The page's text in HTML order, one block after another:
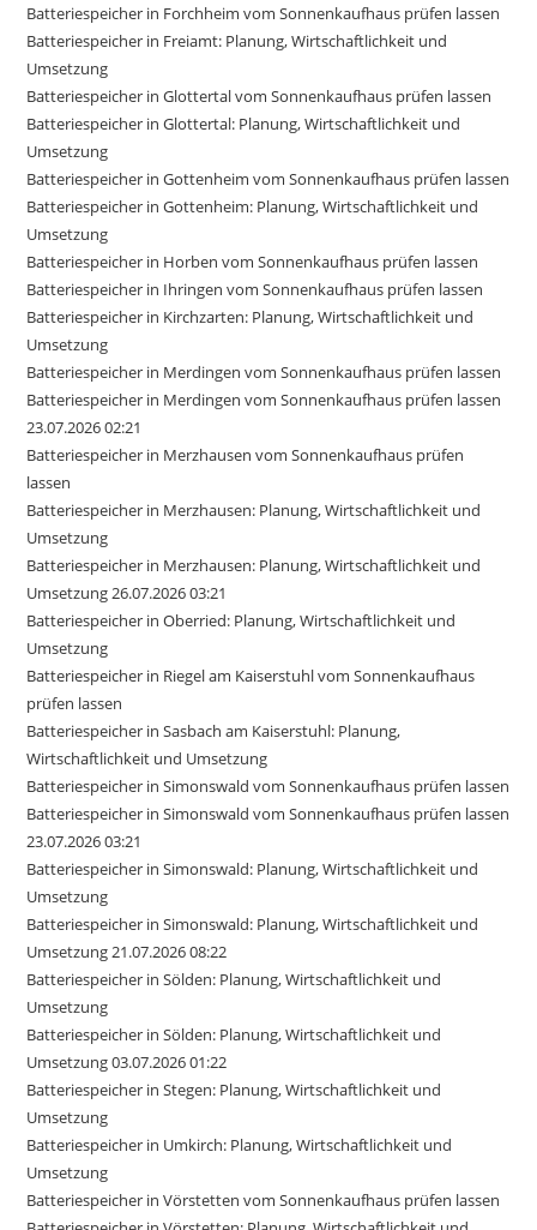
Batteriespeicher in Forchheim vom Sonnenkaufhaus prüfen lassen
Batteriespeicher in Freiamt: Planung, Wirtschaftlichkeit und
Umsetzung
Batteriespeicher in Glottertal vom Sonnenkaufhaus prüfen lassen
Batteriespeicher in Glottertal: Planung, Wirtschaftlichkeit und
Umsetzung
Batteriespeicher in Gottenheim vom Sonnenkaufhaus prüfen lassen
Batteriespeicher in Gottenheim: Planung, Wirtschaftlichkeit und
Umsetzung
Batteriespeicher in Horben vom Sonnenkaufhaus prüfen lassen
Batteriespeicher in Ihringen vom Sonnenkaufhaus prüfen lassen
Batteriespeicher in Kirchzarten: Planung, Wirtschaftlichkeit und
Umsetzung
Batteriespeicher in Merdingen vom Sonnenkaufhaus prüfen lassen
Batteriespeicher in Merdingen vom Sonnenkaufhaus prüfen lassen
23.07.2026 02:21
Batteriespeicher in Merzhausen vom Sonnenkaufhaus prüfen
lassen
Batteriespeicher in Merzhausen: Planung, Wirtschaftlichkeit und
Umsetzung
Batteriespeicher in Merzhausen: Planung, Wirtschaftlichkeit und
Umsetzung 26.07.2026 03:21
Batteriespeicher in Oberried: Planung, Wirtschaftlichkeit und
Umsetzung
Batteriespeicher in Riegel am Kaiserstuhl vom Sonnenkaufhaus
prüfen lassen
Batteriespeicher in Sasbach am Kaiserstuhl: Planung,
Wirtschaftlichkeit und Umsetzung
Batteriespeicher in Simonswald vom Sonnenkaufhaus prüfen lassen
Batteriespeicher in Simonswald vom Sonnenkaufhaus prüfen lassen
23.07.2026 03:21
Batteriespeicher in Simonswald: Planung, Wirtschaftlichkeit und
Umsetzung
Batteriespeicher in Simonswald: Planung, Wirtschaftlichkeit und
Umsetzung 21.07.2026 08:22
Batteriespeicher in Sölden: Planung, Wirtschaftlichkeit und
Umsetzung
Batteriespeicher in Sölden: Planung, Wirtschaftlichkeit und
Umsetzung 03.07.2026 01:22
Batteriespeicher in Stegen: Planung, Wirtschaftlichkeit und
Umsetzung
Batteriespeicher in Umkirch: Planung, Wirtschaftlichkeit und
Umsetzung
Batteriespeicher in Vörstetten vom Sonnenkaufhaus prüfen lassen